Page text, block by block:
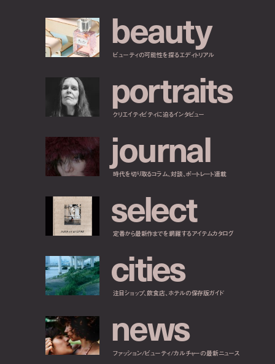
beauty
ビューティの可能性を探るエディトリアル
portraits
クリエイティビティに迫るインタビュー
journal
時代を切り取るコラム、対談、ポートレート連載
select
定番から最新作までを網羅するアイテムカタログ
cities
注目ショップ、飲食店、ホテルの保存版ガイド
news
ファッション/ビューティ/カルチャーの最新ニュース